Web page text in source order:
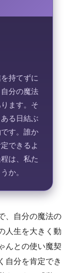
持てずに
分の魔法
ます。そ
る日結ぶ
す。誰か
できるよ
は、私た
か。
、自分の魔法の
人生を大きく動
んとの使い魔契
分を肯定でき